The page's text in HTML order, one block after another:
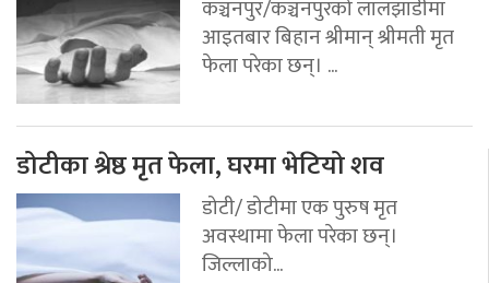
कञ्चनपुर/कञ्चनपुरको लालझाडीमा
आइतबार बिहान श्रीमान् श्रीमती मृत
फेला परेका छन्। ...
डोटीका श्रेष्ठ मृत फेला, घरमा भेटियो शव
डोटी/ डोटीमा एक पुरुष मृत
अवस्थामा फेला परेका छन्।
जिल्लाको...